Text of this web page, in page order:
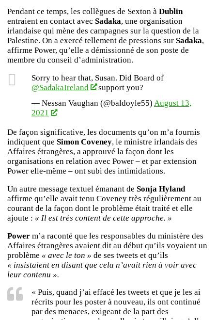
Pendant ce temps, les collègues de Sexton à Dublin
entraient en contact avec Sadaka, une organisation
irlandaise qui mène des campagnes sur la question de la
Palestine. On a exercé tellement de pressions sur Sadaka,
affirme Power, qu’elle a démissionné de son poste de
membre du conseil d’administration.
Sorry to hear that, Susan. Did Board of
@SadakaIreland
support you?
— Nessan Vaughan (@baldoyle55) August 13,
2021
De façon significative, les documents qu’on m’a fournis
indiquent que Simon Coveney, le ministre irlandais des
Affaires étrangères, a approuvé la façon dont les
organisations en relation avec Power – et par extension
Power elle-même – ont subi des intimidations.
Un autre message textuel émanant de Sonja Hyland
affirme qu’elle avait tenu Coveney très régulièrement au
courant de la façon dont le problème était traité et elle
ajoute : « Il est très content de cette approche. »
Power m’a raconté que les responsables du ministère des
Affaires étrangères avaient dit au début qu’ils voyaient un
problème « avec le ton » de ses tweets et qu’ils
« insistaient en disant que cela n’avait rien à voir avec
leur contenu ».
« Puis, quand j’ai effacé les tweets et que je les ai
récrits pour les poster à nouveau, ils ont continué
par des menaces, exigeant de la part des